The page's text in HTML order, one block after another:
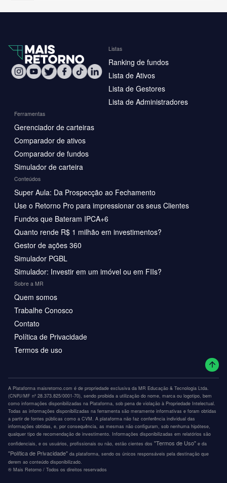
Listas
Ranking de fundos
Lista de Ativos
Lista de Gestores
Lista de Administradores
Ferramentas
Gerenciador de carteiras
Comparador de ativos
Comparador de fundos
Simulador de carteira
Conteúdos
Super Aula: Da Prospecção ao Fechamento
Use o Retorno Pro para impressionar os seus Clientes
Fundos que Bateram IPCA+6
Quanto rende R$ 1 milhão em investimentos?
Gestor de ações 360
Simulador PGBL
Simulador: Investir em um imóvel ou em FIIs?
Sobre a MR
Quem somos
Trabalhe Conosco
Contato
Política de Privacidade
Termos de uso
A Plataforma maisretorno.com é de propriedade exclusiva da MR Educação & Tecnologia Ltda.
(CNPJ/MF nº 28.373.825/0001-70), sendo proibida a utilização do nome, marca ou logotipo, bem
como informações disponibilizadas na Plataforma, sob pena de violação à Propriedade Intelectual.
Todas as informações disponibilizadas na ferramenta são meramente informativas e foram obtidas
a partir de fontes públicas como a CVM. A plataforma não faz conferência individual das
informações obtidas, e, por consequência, as mesmas não configuram, sob nenhuma hipótese,
qualquer tipo de recomendação de investimento. Informações disponibilizadas em relatórios são
confidenciais, e os usuários, profissionais ou não, estão cientes dos "Termos de Uso" e da
"Política de Privacidade" da plataforma, sendo os únicos responsáveis pela destinação que
derem ao conteúdo disponibilizado.
®️ Mais Retorno / Todos os direitos reservados